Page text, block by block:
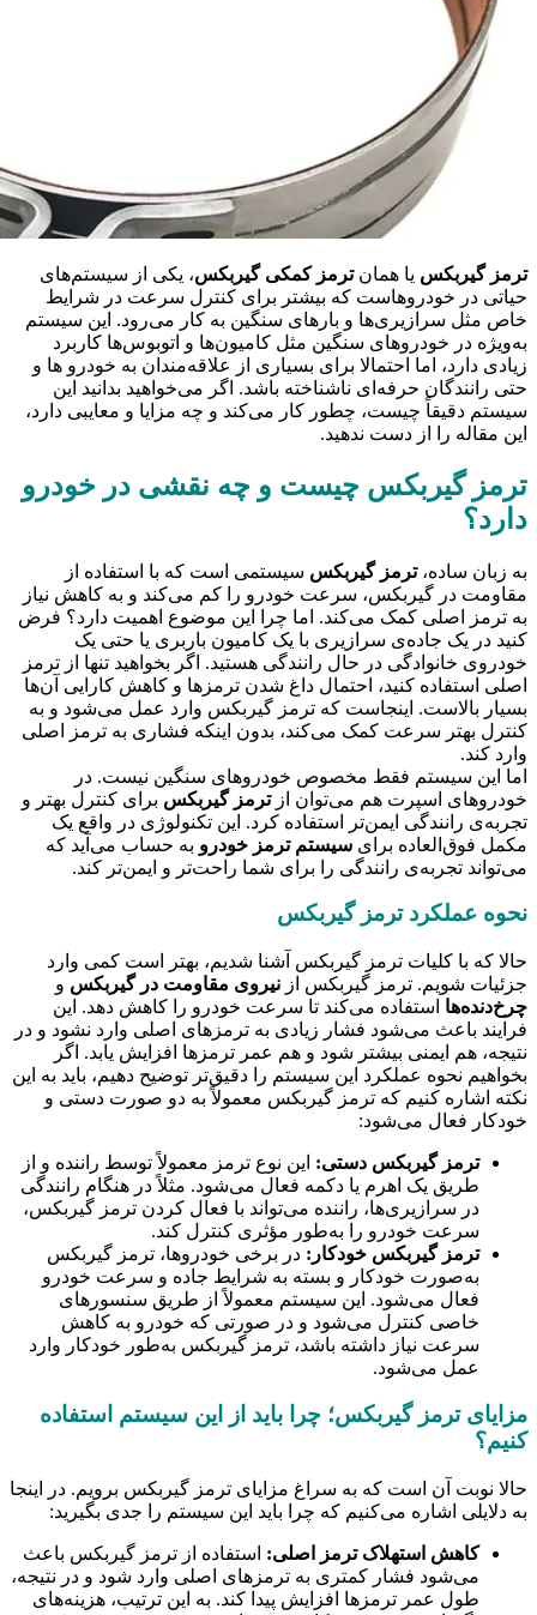
ترمز گیربکس یا همانترمز کمکی گیربکس، یکی از سیستم‌های
حیاتی در خودروهاست که بیشتر برای کنترل سرعت در شرایط
خاص مثل سرازیری‌ها و بارهای سنگین به کار می‌رود. این سیستم
به‌ویژه در خودروهای سنگین مثل کامیون‌ها و اتوبوس‌ها کاربرد
زیادی دارد، اما احتمالا برای بسیاری از علاقه‌مندان به خودرو ها و
حتی رانندگان حرفه‌ای ناشناخته باشد. اگر می‌خواهید بدانید این
سیستم دقیقاً چیست، چطور کار می‌کند و چه مزایا و معایبی دارد،
این مقاله را از دست ندهید.
ترمز گیربکس چیست و چه نقشی در خودرو
دارد؟
به زبان ساده،ترمز گیربکس سیستمی است که با استفاده از
مقاومت در گیربکس، سرعت خودرو را کم می‌کند و به کاهش نیاز
به ترمز اصلی کمک می‌کند. اما چرا این موضوع اهمیت دارد؟ فرض
کنید در یک جاده‌ی سرازیری با یک کامیون باربری یا حتی یک
خودروی خانوادگی در حال رانندگی هستید. اگر بخواهید تنها از ترمز
اصلی استفاده کنید، احتمال داغ شدن ترمزها و کاهش کارایی آن‌ها
بسیار بالاست. اینجاست که ترمز گیربکس وارد عمل می‌شود و به
کنترل بهتر سرعت کمک می‌کند، بدون اینکه فشاری به ترمز اصلی
وارد کند.
اما این سیستم فقط مخصوص خودروهای سنگین نیست. در
خودروهای اسپرت هم می‌توان از ترمز گیربکس برای کنترل بهتر و
تجربه‌ی رانندگی ایمن‌تر استفاده کرد. این تکنولوژی در واقع یک
مکمل فوق‌العاده برای سیستم ترمز خودرو به حساب می‌آید که
می‌تواند تجربه‌ی رانندگی را برای شما راحت‌تر و ایمن‌تر کند.
نحوه عملکرد ترمز گیربکس
حالا که با کلیات ترمز گیربکس آشنا شدیم، بهتر است کمی وارد
جزئیات شویم. ترمز گیربکس از نیروی مقاومت در گیربکس و
چرخ‌دنده‌ها استفاده می‌کند تا سرعت خودرو را کاهش دهد. این
فرایند باعث می‌شود فشار زیادی به ترمزهای اصلی وارد نشود و در
نتیجه، هم ایمنی بیشتر شود و هم عمر ترمزها افزایش یابد. اگر
بخواهیم نحوه عملکرد این سیستم را دقیق‌تر توضیح دهیم، باید به این
نکته اشاره کنیم که ترمز گیربکس معمولاً به دو صورت دستی و
خودکار فعال می‌شود:
ترمز گیربکس دستی: این نوع ترمز معمولاً توسط راننده و از
طریق یک اهرم یا دکمه فعال می‌شود. مثلاً در هنگام رانندگی
در سرازیری‌ها، راننده می‌تواند با فعال کردن ترمز گیربکس،
سرعت خودرو را به‌طور مؤثری کنترل کند.
ترمز گیربکس خودکار: در برخی خودروها، ترمز گیربکس
به‌صورت خودکار و بسته به شرایط جاده و سرعت خودرو
فعال می‌شود. این سیستم معمولاً از طریق سنسورهای
خاصی کنترل می‌شود و در صورتی که خودرو به کاهش
سرعت نیاز داشته باشد، ترمز گیربکس به‌طور خودکار وارد
عمل می‌شود.
مزایای ترمز گیربکس؛ چرا باید از این سیستم استفاده
کنیم؟
حالا نوبت آن است که به سراغ مزایای ترمز گیربکس برویم. در اینجا
به دلایلی اشاره می‌کنیم که چرا باید این سیستم را جدی بگیرید:
کاهش استهلاک ترمز اصلی: استفاده از ترمز گیربکس باعث
می‌شود فشار کمتری به ترمزهای اصلی وارد شود و در نتیجه،
طول عمر ترمزها افزایش پیدا کند. به این ترتیب، هزینه‌های